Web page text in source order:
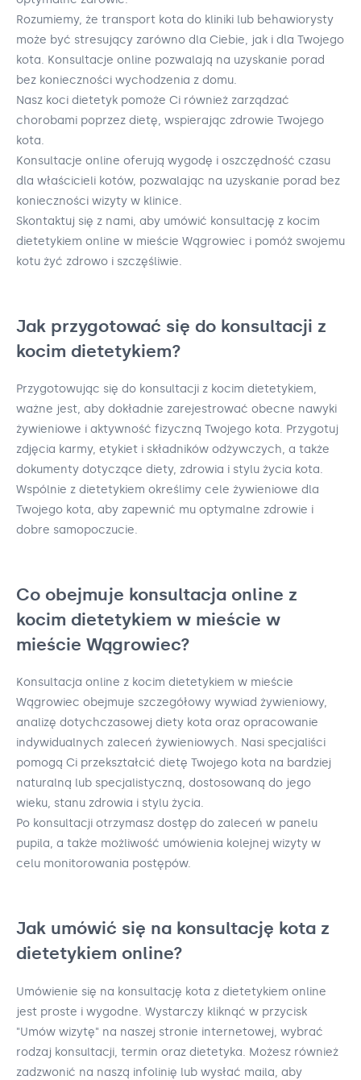
Rozumiemy, że transport kota do kliniki lub behawiorysty
może być stresujący zarówno dla Ciebie, jak i dla Twojego
kota. Konsultacje online pozwalają na uzyskanie porad
bez konieczności wychodzenia z domu.
Nasz koci dietetyk pomoże Ci również zarządzać
chorobami poprzez dietę, wspierając zdrowie Twojego
kota.
Konsultacje online oferują wygodę i oszczędność czasu
dla właścicieli kotów, pozwalając na uzyskanie porad bez
konieczności wizyty w klinice.
Skontaktuj się z nami, aby umówić konsultację z kocim
dietetykiem online w mieście Wągrowiec i pomóż swojemu
kotu żyć zdrowo i szczęśliwie.
Jak przygotować się do konsultacji z
kocim dietetykiem?
Przygotowując się do konsultacji z kocim dietetykiem,
ważne jest, aby dokładnie zarejestrować obecne nawyki
żywieniowe i aktywność fizyczną Twojego kota. Przygotuj
zdjęcia karmy, etykiet i składników odżywczych, a także
dokumenty dotyczące diety, zdrowia i stylu życia kota.
Wspólnie z dietetykiem określimy cele żywieniowe dla
Twojego kota, aby zapewnić mu optymalne zdrowie i
dobre samopoczucie.
Co obejmuje konsultacja online z
kocim dietetykiem w mieście w
mieście Wągrowiec?
Konsultacja online z kocim dietetykiem w mieście
Wągrowiec obejmuje szczegółowy wywiad żywieniowy,
analizę dotychczasowej diety kota oraz opracowanie
indywidualnych zaleceń żywieniowych. Nasi specjaliści
pomogą Ci przekształcić dietę Twojego kota na bardziej
naturalną lub specjalistyczną, dostosowaną do jego
wieku, stanu zdrowia i stylu życia.
Po konsultacji otrzymasz dostęp do zaleceń w panelu
pupila, a także możliwość umówienia kolejnej wizyty w
celu monitorowania postępów.
Jak umówić się na konsultację kota z
dietetykiem online?
Umówienie się na konsultację kota z dietetykiem online
jest proste i wygodne. Wystarczy kliknąć w przycisk
"Umów wizytę" na naszej stronie internetowej, wybrać
rodzaj konsultacji, termin oraz dietetyka. Możesz również
zadzwonić na naszą infolinię lub wysłać maila, aby